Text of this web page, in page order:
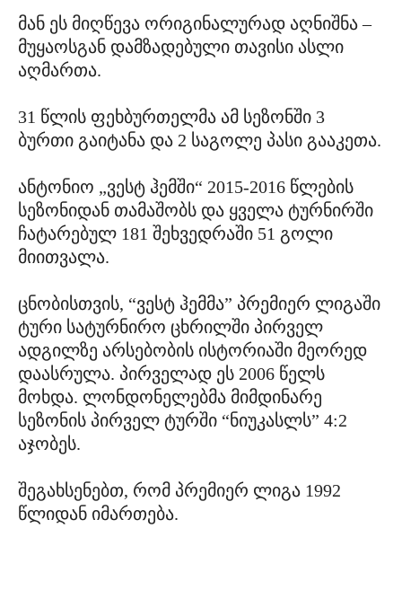
მან ეს მიღწევა ორიგინალურად აღნიშნა –
მუყაოსგან დამზადებული თავისი ასლი
აღმართა.
31 წლის ფეხბურთელმა ამ სეზონში 3
ბურთი გაიტანა და 2 საგოლე პასი გააკეთა.
ანტონიო „ვესტ ჰემში“ 2015-2016 წლების
სეზონიდან თამაშობს და ყველა ტურნირში
ჩატარებულ 181 შეხვედრაში 51 გოლი
მიითვალა.
ცნობისთვის, “ვესტ ჰემმა” პრემიერ ლიგაში
ტური სატურნირო ცხრილში პირველ
ადგილზე არსებობის ისტორიაში მეორედ
დაასრულა. პირველად ეს 2006 წელს
მოხდა. ლონდონელებმა მიმდინარე
სეზონის პირველ ტურში “ნიუკასლს” 4:2
აჯობეს.
შეგახსენებთ, რომ პრემიერ ლიგა 1992
წლიდან იმართება.